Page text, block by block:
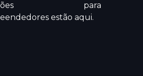
para
estão aqui.